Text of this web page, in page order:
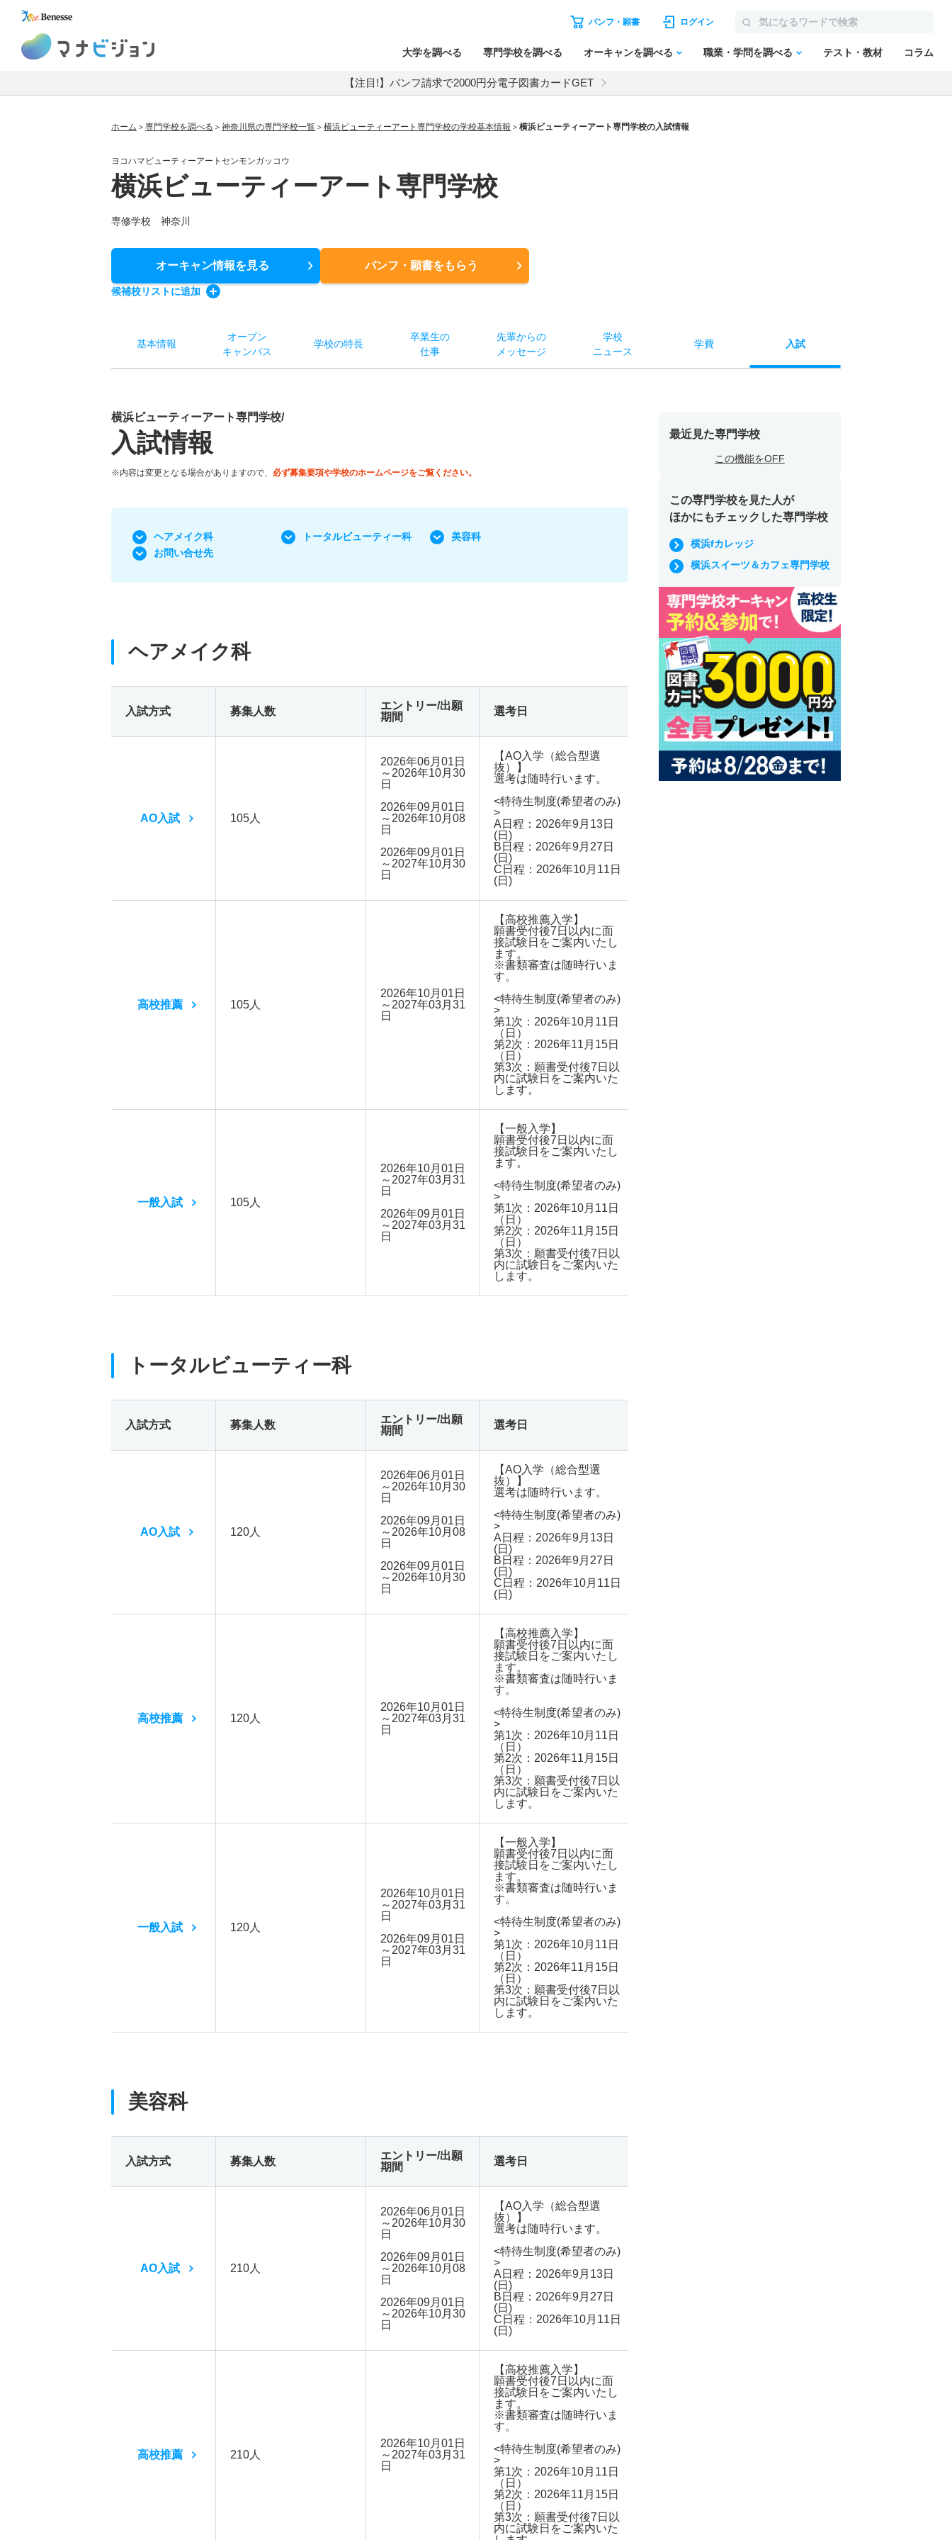
パンフ・願書 ログイン
大学を調べる 専門学校を調べる オーキャンを調べる 職業・学問を調べる テスト・教材 コラム
【注目!】パンフ請求で2000円分電子図書カードGET
ホーム 専門学校を調べる 神奈川県の専門学校一覧 横浜ビューティーアート専門学校の学校基本情報 横浜ビューティーアート専門学校の入試情報
ヨコハマビューティーアートセンモンガッコウ
横浜ビューティーアート専門学校
専修学校 神奈川
オーキャン情報を見る パンフ・願書をもらう
候補校リストに追加
基本情報
オープン
キャンパス
学校の特長
卒業生の
仕事
先輩からの
メッセージ
学校
ニュース
学費 入試
横浜ビューティーアート専門学校/
入試情報
※内容は変更となる場合がありますので、 必ず募集要項や学校のホームページをご覧ください。
ヘアメイク科 トータルビューティー科
美容科
お問い合せ先
ヘアメイク科
入試方式 募集人数
エントリー/出願
期間
選考日
AO入試 105人
2026年06月01日
～2026年10月30
日
2026年09月01日
～2026年10月08
日
2026年09月01日
～2027年10月30
日
【AO入学（総合型選
抜）】
選考は随時行います。
<特待生制度(希望者のみ)
>
A日程：2026年9月13日
(日)
B日程：2026年9月27日
(日)
C日程：2026年10月11日
(日)
高校推薦 105人
2026年10月01日
～2027年03月31
日
【高校推薦入学】
願書受付後7日以内に面
接試験日をご案内いたし
ます。
※書類審査は随時行いま
す。
<特待生制度(希望者のみ)
>
第1次：2026年10月11日
（日）
第2次：2026年11月15日
（日）
第3次：願書受付後7日以
内に試験日をご案内いた
します。
一般入試 105人
2026年10月01日
～2027年03月31
日
2026年09月01日
～2027年03月31
日
【一般入学】
願書受付後7日以内に面
接試験日をご案内いたし
ます。
<特待生制度(希望者のみ)
>
第1次：2026年10月11日
（日）
第2次：2026年11月15日
（日）
第3次：願書受付後7日以
内に試験日をご案内いた
します。
トータルビューティー科
入試方式 募集人数
エントリー/出願
期間
選考日
AO入試 120人
2026年06月01日
～2026年10月30
日
2026年09月01日
～2026年10月08
日
2026年09月01日
～2026年10月30
日
【AO入学（総合型選
抜）】
選考は随時行います。
<特待生制度(希望者のみ)
>
A日程：2026年9月13日
(日)
B日程：2026年9月27日
(日)
C日程：2026年10月11日
(日)
高校推薦 120人
2026年10月01日
～2027年03月31
日
【高校推薦入学】
願書受付後7日以内に面
接試験日をご案内いたし
ます。
※書類審査は随時行いま
す。
<特待生制度(希望者のみ)
>
第1次：2026年10月11日
（日）
第2次：2026年11月15日
（日）
第3次：願書受付後7日以
内に試験日をご案内いた
します。
一般入試 120人
2026年10月01日
～2027年03月31
日
2026年09月01日
～2027年03月31
日
【一般入学】
願書受付後7日以内に面
接試験日をご案内いたし
ます。
※書類審査は随時行いま
す。
<特待生制度(希望者のみ)
>
第1次：2026年10月11日
（日）
第2次：2026年11月15日
（日）
第3次：願書受付後7日以
内に試験日をご案内いた
します。
美容科
入試方式 募集人数
エントリー/出願
期間
選考日
AO入試 210人
2026年06月01日
～2026年10月30
日
2026年09月01日
～2026年10月08
日
2026年09月01日
～2026年10月30
日
【AO入学（総合型選
抜）】
選考は随時行います。
<特待生制度(希望者のみ)
>
A日程：2026年9月13日
(日)
B日程：2026年9月27日
(日)
C日程：2026年10月11日
(日)
高校推薦 210人
2026年10月01日
～2027年03月31
日
【高校推薦入学】
願書受付後7日以内に面
接試験日をご案内いたし
ます。
※書類審査は随時行いま
す。
<特待生制度(希望者のみ)
>
第1次：2026年10月11日
（日）
第2次：2026年11月15日
（日）
第3次：願書受付後7日以
内に試験日をご案内いた
最近見た専門学校
この機能をOFF
この専門学校を見た人が
ほかにもチェックした専門学校
横浜fカレッジ
横浜スイーツ＆カフェ専門学校